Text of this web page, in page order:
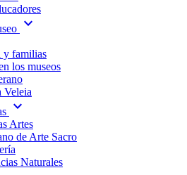
expand_more
y familias
los museos
Veleia
expand_more
Artes
de Arte Sacro
Naturales